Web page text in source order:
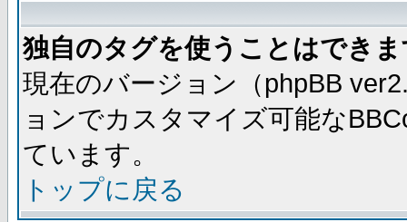
独自のタグを使うことはでき
現在のバージョン（phpBB
ョンでカスタマイズ可能な
ています。
トップに戻る